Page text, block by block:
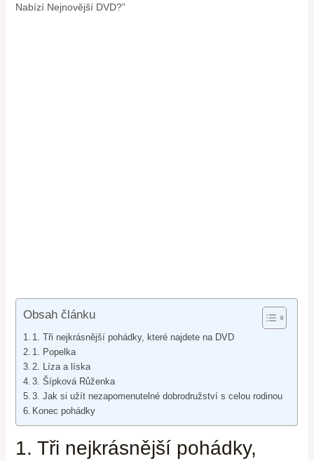
Nabízí Nejnovější DVD?”
Obsah článku
1. Tři nejkrásnější pohádky, které najdete na DVD
1. Popelka
2. Líza a líska
3. Šípková Růženka
3. Jak si užít nezapomenutelné dobrodružství s celou rodinou
Konec pohádky
1. Tři nejkrásnější pohádky,